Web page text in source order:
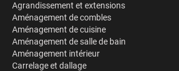
Agrandissement et extensions
Aménagement de combles
Aménagement de cuisine
Aménagement de salle de bain
Aménagement intérieur
Carrelage et dallage